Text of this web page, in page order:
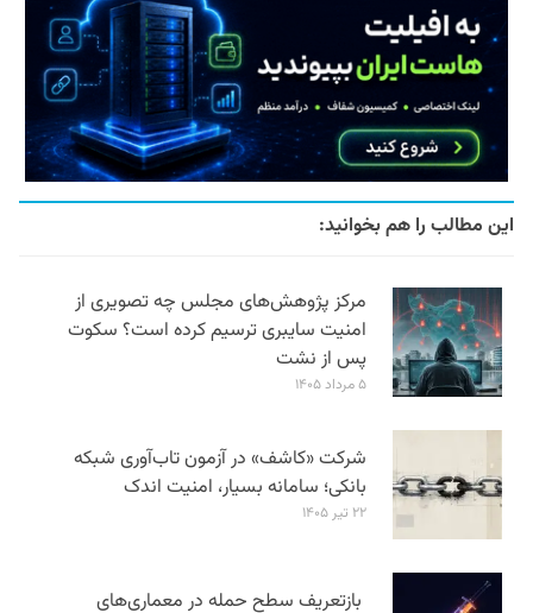
این مطالب را هم بخوانید:
مرکز پژوهش‌های مجلس چه تصویری از
امنیت سایبری ترسیم کرده است؟ سکوت
پس از نشت
۵ مرداد ۱۴۰۵
شرکت «کاشف» در آزمون تاب‌آوری شبکه
بانکی؛ سامانه‌ بسیار، امنیت اندک
۲۲ تیر ۱۴۰۵
بازتعریف سطح حمله در معماری‌های